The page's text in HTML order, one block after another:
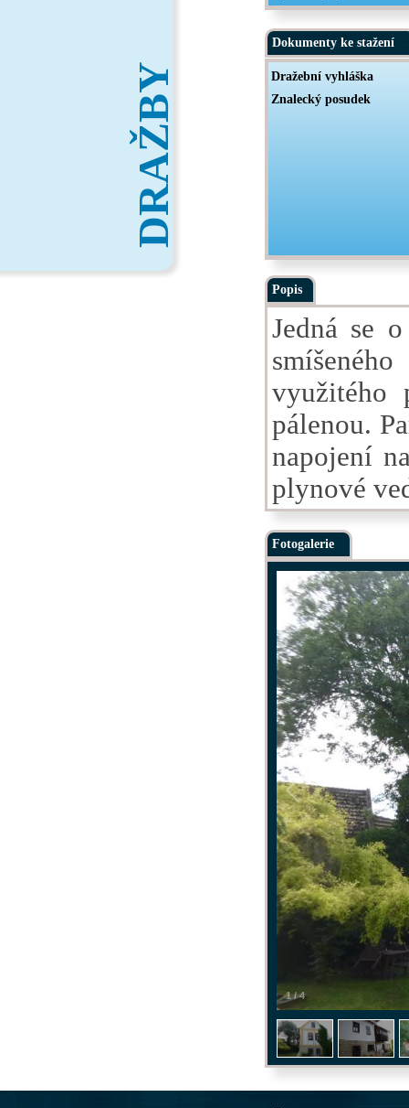
DRAŽBY
Dokumenty ke stažení
Dražební vyhláška
Znalecký posudek
Popis
Jedná se
využitého
pálenou.
napojení
plynové
Fotogalerie
1/4